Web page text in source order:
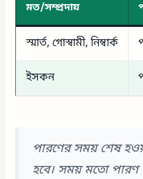
মত/সম্প্রদায়
স্মার্ত, গোস্বামী, নিম্বার্ক
ইসকন
পারণের সময় শেষ
হবে। সময় মতো পারণ